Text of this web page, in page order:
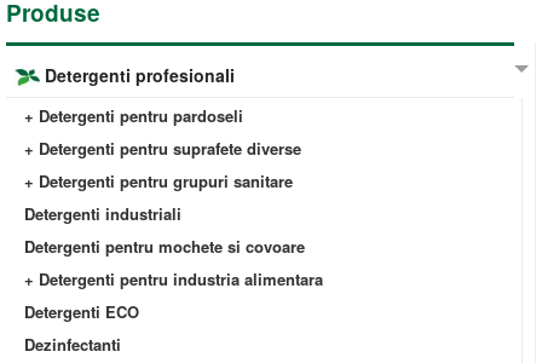
Produse
Detergenti profesionali
+ Detergenti pentru pardoseli
+ Detergenti pentru suprafete diverse
+ Detergenti pentru grupuri sanitare
Detergenti industriali
Detergenti pentru mochete si covoare
+ Detergenti pentru industria alimentara
Detergenti ECO
Dezinfectanti